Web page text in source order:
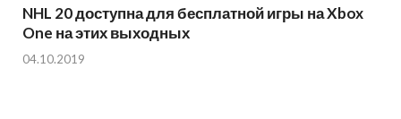
NHL 20 доступна для бесплатной игры на Xbox
One на этих выходных
04.10.2019